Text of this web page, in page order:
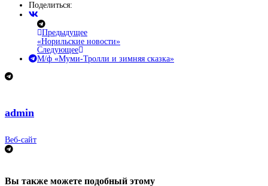
Поделиться:
Предыдущее
«Норильские новости»
Следующее
М/ф «Муми-Тролли и зимняя сказка»
admin
Веб-сайт
Вы также можете подобный этому